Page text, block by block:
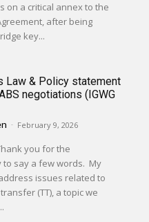
on a critical annex to the
after being
key...
Law & Policy statement
negotiations (IGWG
- February 9, 2026
you for the
say a few words. My
issues related to
(TT), a topic we